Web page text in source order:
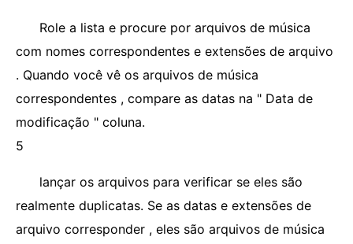
Role a lista e procure por arquivos de música
com nomes correspondentes e extensões de arquivo
. Quando você vê os arquivos de música
correspondentes , compare as datas na " Data de
modificação " coluna.
5
lançar os arquivos para verificar se eles são
realmente duplicatas. Se as datas e extensões de
arquivo corresponder , eles são arquivos de música